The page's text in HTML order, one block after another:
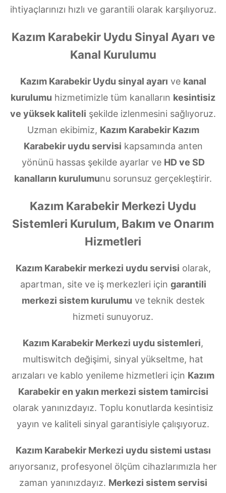
ihtiyaçlarınızı hızlı ve garantili olarak karşılıyoruz.
Kazım Karabekir Uydu Sinyal Ayarı ve
Kanal Kurulumu
Kazım Karabekir Uydu sinyal ayarı ve kanal
kurulumu hizmetimizle tüm kanalların kesintisiz
ve yüksek kaliteli şekilde izlenmesini sağlıyoruz.
Uzman ekibimiz, Kazım Karabekir Kazım
Karabekir uydu servisi kapsamında anten
yönünü hassas şekilde ayarlar ve HD ve SD
kanalların kurulumunu sorunsuz gerçekleştirir.
Kazım Karabekir Merkezi Uydu
Sistemleri Kurulum, Bakım ve Onarım
Hizmetleri
Kazım Karabekir merkezi uydu servisi olarak,
apartman, site ve iş merkezleri için garantili
merkezi sistem kurulumu ve teknik destek
hizmeti sunuyoruz.
Kazım Karabekir Merkezi uydu sistemleri,
multiswitch değişimi, sinyal yükseltme, hat
arızaları ve kablo yenileme hizmetleri için Kazım
Karabekir en yakın merkezi sistem tamircisi
olarak yanınızdayız. Toplu konutlarda kesintisiz
yayın ve kaliteli sinyal garantisiyle çalışıyoruz.
Kazım Karabekir Merkezi uydu sistemi ustası
arıyorsanız, profesyonel ölçüm cihazlarımızla her
zaman yanınızdayız. Merkezi sistem servisi